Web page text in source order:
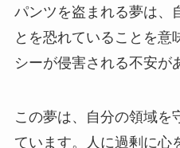
パンツを盗まれる夢は、
とを恐れていることを意
シーが侵害される不安が
この夢は、自分の領域を
ています。人に過剰に心